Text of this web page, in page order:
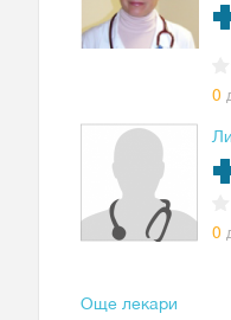
0
0
Още лекари